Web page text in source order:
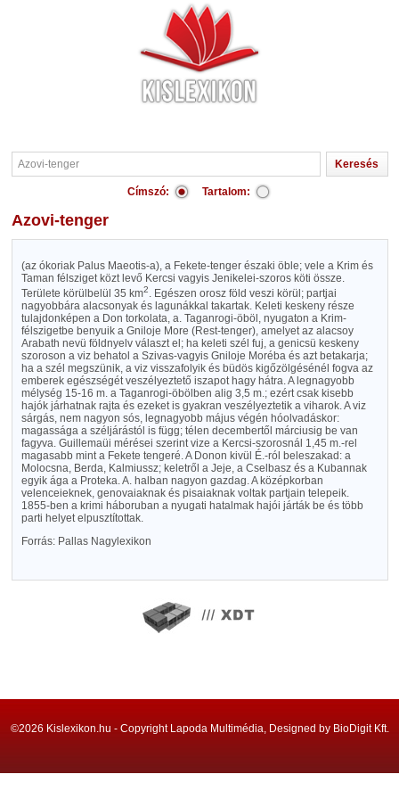
Címszó: Tartalom:
Azovi-tenger
(az ókoriak Palus Maeotis-a), a Fekete-tenger északi öble; vele a Krim és
Taman félsziget közt levő Kercsi vagyis Jenikelei-szoros köti össze.
Területe körülbelül 35 km2. Egészen orosz föld veszi körül; partjai
nagyobbára alacsonyak és lagunákkal takartak. Keleti keskeny része
tulajdonképen a Don torkolata, a. Taganrogi-öböl, nyugaton a Krim-
félszigetbe benyuik a Gniloje More (Rest-tenger), amelyet az alacsoy
Arabath nevü földnyelv választ el; ha keleti szél fuj, a genicsü keskeny
szoroson a viz behatol a Szivas-vagyis Gniloje Moréba és azt betakarja;
ha a szél megszünik, a viz visszafolyik és büdös kigőzölgésénél fogva az
emberek egészségét veszélyeztető iszapot hagy hátra. A legnagyobb
mélység 15-16 m. a Taganrogi-öbölben alig 3,5 m.; ezért csak kisebb
hajók járhatnak rajta és ezeket is gyakran veszélyeztetik a viharok. A viz
sárgás, nem nagyon sós, legnagyobb május végén hóolvadáskor:
magassága a széljárástól is függ; télen decembertől márciusig be van
fagyva. Guillemaüi mérései szerint vize a Kercsi-szorosnál 1,45 m.-rel
magasabb mint a Fekete tengeré. A Donon kivül É.-ról beleszakad: a
Molocsna, Berda, Kalmiussz; keletről a Jeje, a Cselbasz és a Kubannak
egyik ága a Proteka. A. halban nagyon gazdag. A középkorban
velenceieknek, genovaiaknak és pisaiaknak voltak partjain telepeik.
1855-ben a krimi háboruban a nyugati hatalmak hajói járták be és több
parti helyet elpusztítottak.
Forrás: Pallas Nagylexikon
©2026 Kislexikon.hu - Copyright Lapoda Multimédia, Designed by BioDigit Kft.